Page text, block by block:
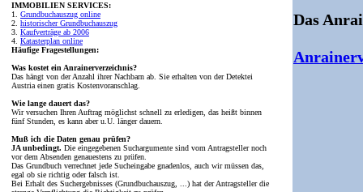
IMMOBILIEN SERVICES:
1. Grundbuchauszug online
2. historischer Grundbuchauszug
3. Kaufverträge ab 2006
4. Katasterplan online
Häufige Fragestellungen:
Was kostet ein Anrainerverzeichnis?
Das hängt von der Anzahl ihrer Nachbarn ab. Sie erhalten von der Detektei
Austria einen gratis Kostenvoranschlag.
Wie lange dauert das?
Wir versuchen Ihren Auftrag möglichst schnell zu erledigen, das heißt binnen
fünf Stunden, es kann aber u.U. länger dauern.
Muß ich die Daten genau prüfen?
JA unbedingt. Die eingegebenen Suchargumente sind vom Antragsteller noch
vor dem Absenden genauestens zu prüfen.
Das Grundbuch verrechnet jede Sucheingabe gnadenlos, auch wir müssen das,
egal ob sie richtig oder falsch ist.
Bei Erhalt des Suchergebnisses (Grundbuchauszug, ...) hat der Antragsteller die
Das